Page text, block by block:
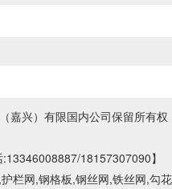
嘉兴）有限国内公司保留所有权
:13346008887/18157307090】
栏网,钢格板,钢丝网,铁丝网,勾花